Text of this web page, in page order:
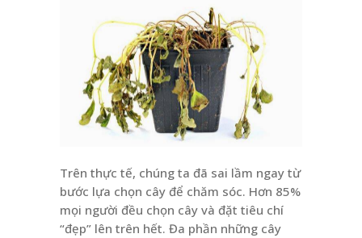
Trên thực tế, chúng ta đã sai lầm ngay từ
bước lựa chọn cây để chăm sóc. Hơn 85%
mọi người đều chọn cây và đặt tiêu chí
“đẹp” lên trên hết. Đa phần những cây